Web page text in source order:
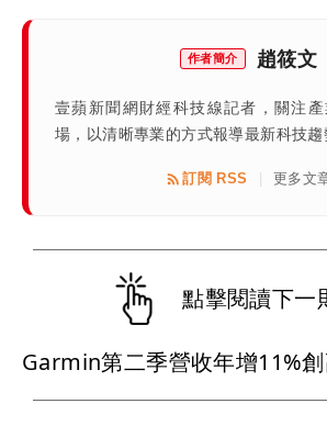
作者簡介 趙筱文
壹蘋新聞網財經科技線記者，關注
場，以清晰專業的方式報導最新科技趨
訂閱 RSS 更多文
點擊閱讀下一